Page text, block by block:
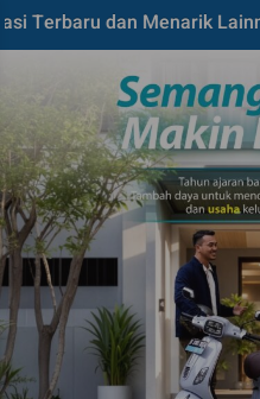
Menarik Lainnya Hanya